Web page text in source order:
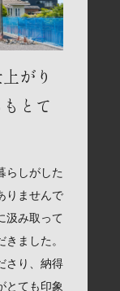
がり
とて
らしがした
りませんで
汲み取って
ました。
さり、納得
とても印象